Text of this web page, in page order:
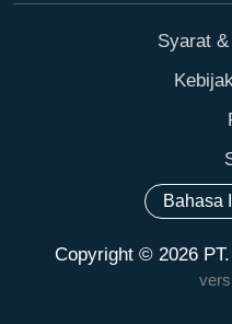
Syarat
Copyright © 2026